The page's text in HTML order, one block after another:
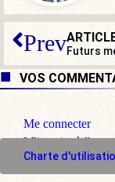
Prev
VOS
Me connecter
M'inscrire à
Charte